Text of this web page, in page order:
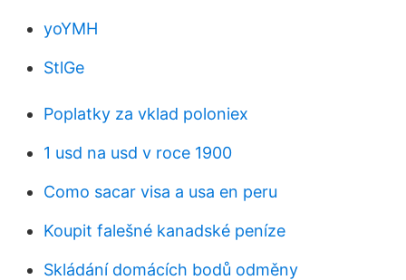
yoYMH
StlGe
Poplatky za vklad poloniex
1 usd na usd v roce 1900
Como sacar visa a usa en peru
Koupit falešné kanadské peníze
Skládání domácích bodů odměny